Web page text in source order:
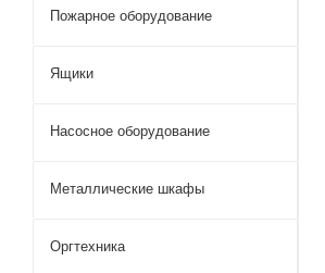
Пожарное оборудование
Ящики
Насосное оборудование
Металлические шкафы
Оргтехника